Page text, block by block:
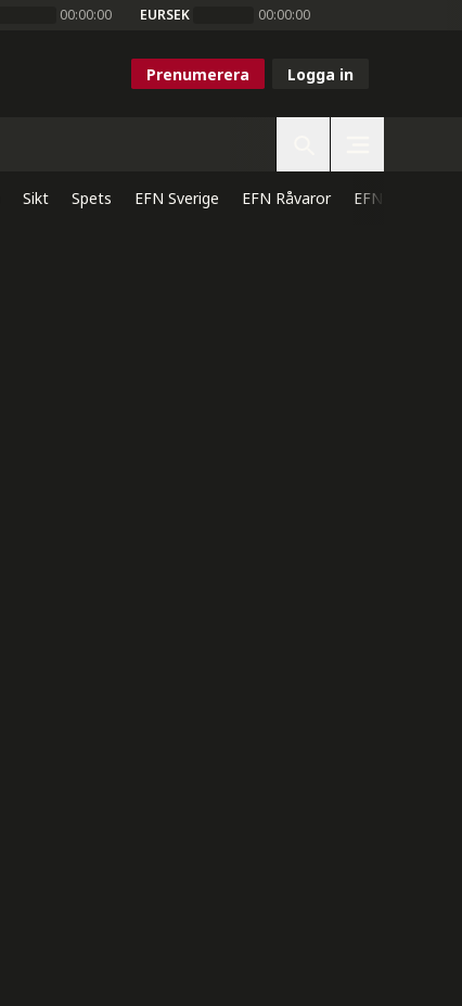
00:00:00 EURSEK 00:00:00
Prenumerera Logga in
Sikt Spets EFN Sverige EFN Råvaror EFN Direkt